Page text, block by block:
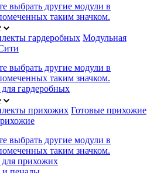
выбрать другие модули в
таким значком.
гардеробных Модульная
выбрать другие модули в
таким значком.
гардеробных
прихожих Готовые прихожие
выбрать другие модули в
таким значком.
прихожих